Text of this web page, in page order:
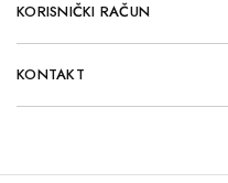
KORISNIČKI RAČUN
KONTAKT